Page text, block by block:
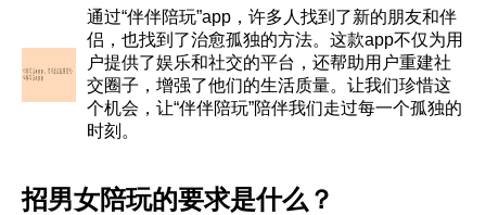
通过“伴伴陪玩”app，许多人找到了新的朋友和伴
侣，也找到了治愈孤独的方法。这款app不仅为用
户提供了娱乐和社交的平台，还帮助用户重建社
交圈子，增强了他们的生活质量。让我们珍惜这
个机会，让“伴伴陪玩”陪伴我们走过每一个孤独的
时刻。
招男女陪玩的要求是什么？